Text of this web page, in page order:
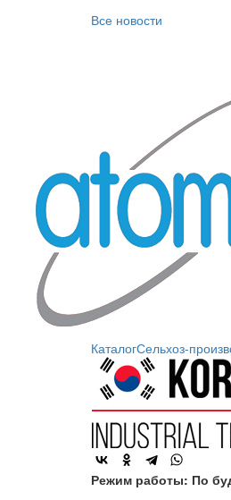
Все новости
КаталогСельхоз-
Режим работы: По